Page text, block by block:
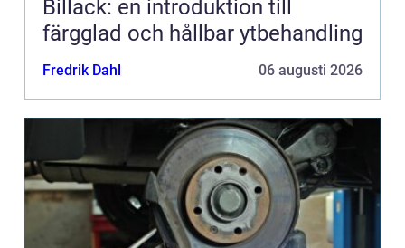
Billack: en introduktion till
färgglad och hållbar ytbehandling
Fredrik Dahl 06 augusti 2026